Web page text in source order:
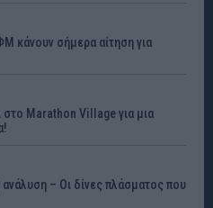
κάνουν σήμερα αίτηση για
Marathon Village για μια
– Οι δίνες πλάσματος που